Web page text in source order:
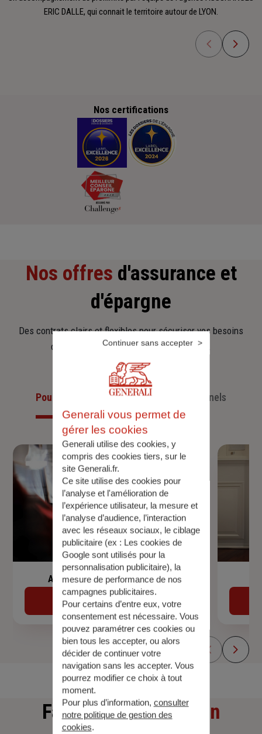
ERIC DALLE, qui connait le territoire autour de LYON.
Nos certifications
Nos offres d'assurance et
d'épargne
Des contrats clairs et flexibles pour sécuriser vos besoins
d’aujourd’hui et anticiper ceux de demain.
Pour les particuliersPour les professionnels
Assurance de prêt immobilier
Découvrir
Faitesune simulation
Generali vous permet de
gérer les cookies
Generali utilise des cookies, y
compris des cookies tiers, sur le
site Generali.fr.
Ce site utilise des cookies pour
l’analyse et l'amélioration de
l’expérience utilisateur, la mesure et
l’analyse d’audience, l’interaction
avec les réseaux sociaux, le ciblage
publicitaire (ex : Les cookies de
Google sont utilisés pour la
personnalisation publicitaire), la
mesure de performance de nos
campagnes publicitaires.
Pour certains d’entre eux, votre
consentement est nécessaire. Vous
pouvez paramétrer ces cookies ou
bien tous les accepter, ou alors
décider de continuer votre
navigation sans les accepter. Vous
pourrez modifier ce choix à tout
moment.
Pour plus d’information, consulter
notre politique de gestion des
cookies.
Continuer sans accepter